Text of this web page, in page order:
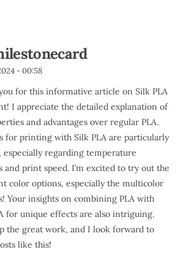
- 00:58
for this informative article on Silk PLA
I appreciate the detailed explanation of
and advantages over regular PLA.
for printing with Silk PLA are particularly
especially regarding temperature
and print speed. I’m excited to try out the
color options, especially the multicolor
Your insights on combining PLA with
for unique effects are also intriguing.
the great work, and I look forward to
like this!